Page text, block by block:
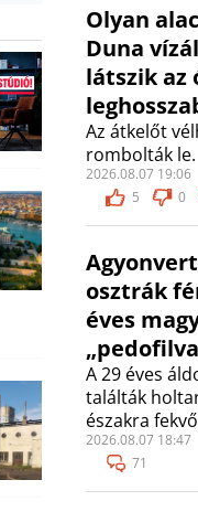
Olyan
Duna
látszik az
Az átkelőt
rombolták le.
2026.08.07 19:06
5
0
osztrák
éves
A 29 éves
találták
északra
2026.08.07 18:47
71